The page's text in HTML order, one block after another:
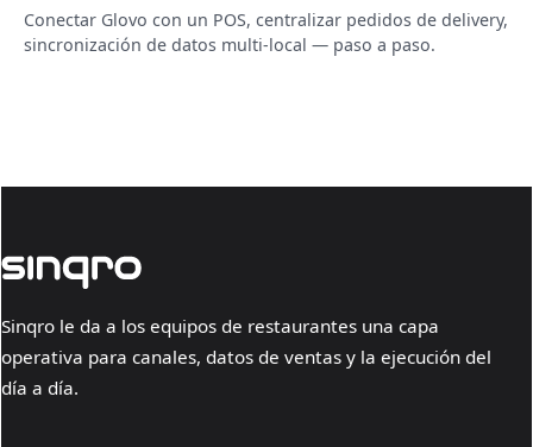
Conectar Glovo con un POS, centralizar pedidos de delivery,
sincronización de datos multi-local — paso a paso.
Sinqro le da a los equipos de restaurantes una capa
operativa para canales, datos de ventas y la ejecución del
día a día.